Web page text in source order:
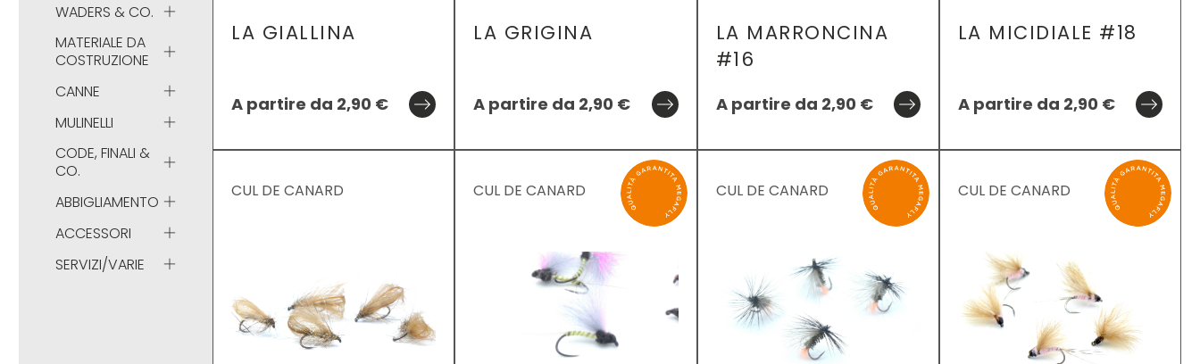
WADERS & CO.
MATERIALE DA
COSTRUZIONE
CANNE
MULINELLI
CODE, FINALI &
CO.
ABBIGLIAMENTO
ACCESSORI
SERVIZI/VARIE
LA GIALLINA
A partire da 2,90 €
LA GRIGINA
A partire da 2,90 €
LA MARRONCINA
#16
A partire da 2,90 €
LA MICIDIALE #18
A partire da 2,90 €
CUL DE CANARD CUL DE CANARD CUL DE CANARD CUL DE CANARD